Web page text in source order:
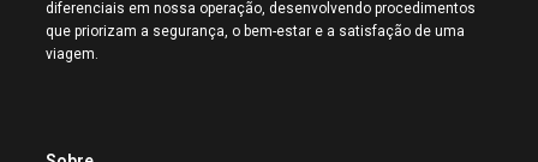
diferenciais em nossa operação, desenvolvendo procedimentos
que priorizam a segurança, o bem-estar e a satisfação de uma
viagem.